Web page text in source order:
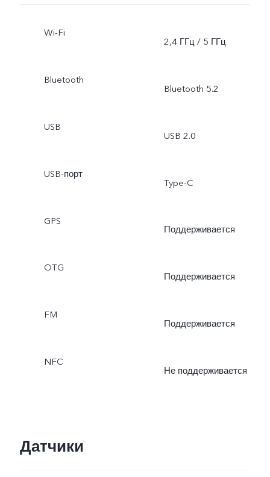
«Живое фото»
Wi-Fi
2,4 ГГц / 5 ГГц
Bluetooth
Bluetooth 5.2
USB
USB 2.0
USB-порт
Type-C
GPS
Поддерживается
OTG
Поддерживается
FM
Поддерживается
NFC
Не поддерживается
Датчики